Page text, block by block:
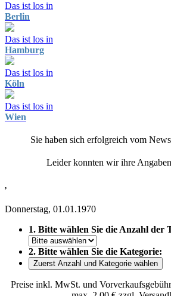
Das ist los in
Berlin
Das ist los in
Hamburg
Das ist los in
Köln
Das ist los in
Wien
Sie haben sich erfolgreich vom
Leider konnten wir ihre
,
Donnerstag, 01.01.1970
1. Bitte wählen Sie die Anzahl der
2. Bitte wählen Sie die Kategorie:
Zuerst Anzahl und Kategorie wählen
Preise inkl. MwSt. und